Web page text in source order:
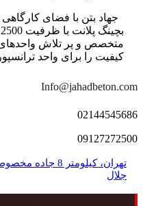
جهاد بتن با فضای
متخصص و پر تلاش واحدهای
کیفیت را برای واحد
Info@jahadbeton.com
02144545686
09127272500
تهران، کیلومتر
جلال